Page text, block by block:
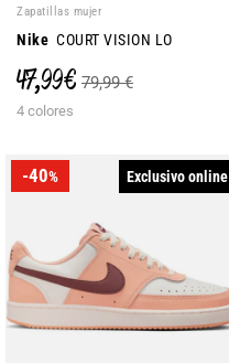
Zapatillas mujer
Nike COURT VISION LO
47,99 € 79,99 €
4 colores
-40% Exclusivo online